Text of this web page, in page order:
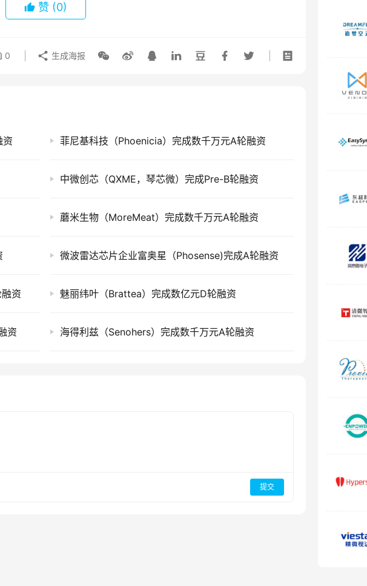
赞 (0)
0 生成海报
资 菲尼基科技（Phoenicia）完成数千万元A轮融资
中微创芯（QXME，琴芯微）完成Pre-B轮融资
蘑米生物（MoreMeat）完成数千万元A轮融资
微波雷达芯片企业富奥星（Phosense)完成A轮融资
资 魅丽纬叶（Brattea）完成数亿元D轮融资
资 海得利兹（Senohers）完成数千万元A轮融资
提交